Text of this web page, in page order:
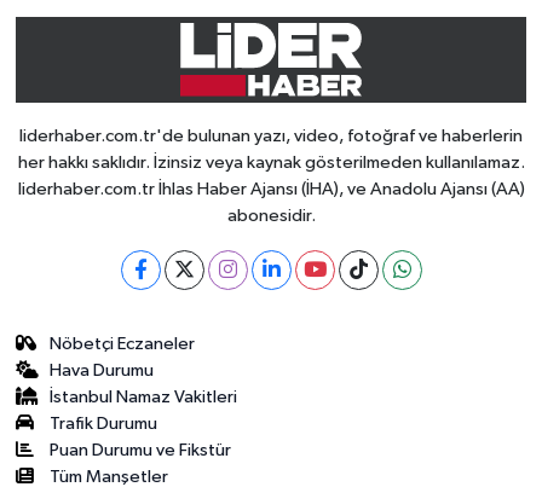
liderhaber.com.tr'de bulunan yazı, video, fotoğraf ve haberlerin
her hakkı saklıdır. İzinsiz veya kaynak gösterilmeden kullanılamaz.
liderhaber.com.tr İhlas Haber Ajansı (İHA), ve Anadolu Ajansı (AA)
abonesidir.
Nöbetçi Eczaneler
Hava Durumu
İstanbul Namaz Vakitleri
Trafik Durumu
Puan Durumu ve Fikstür
Tüm Manşetler